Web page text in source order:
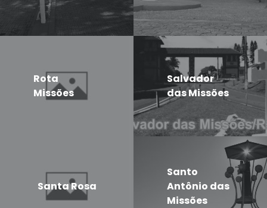
Rota
Missões
Salvador
das Missões
Santa Rosa
Santo
Antônio das
Missões